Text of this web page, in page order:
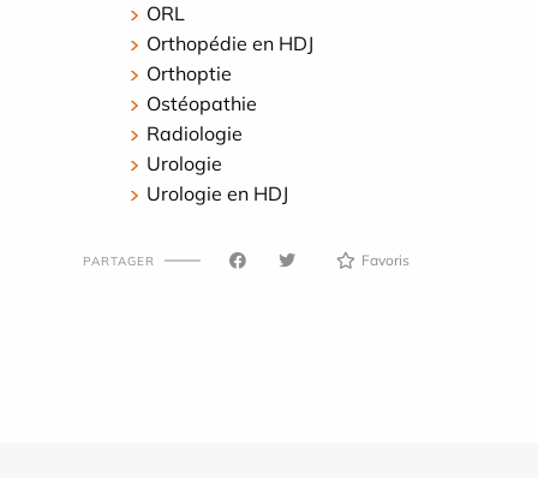
ORL
Orthopédie en HDJ
Orthoptie
Ostéopathie
Radiologie
Urologie
Urologie en HDJ
PARTAGER Favoris